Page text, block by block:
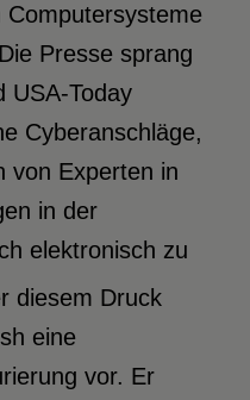
Computersysteme
Presse sprang
USA-Today
Cyberanschläge,
von Experten in
in der
elektronisch zu
diesem Druck
eine
vor. Er